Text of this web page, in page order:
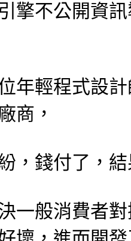
擎不公開資
年輕程式設
商，
，錢付了，
一般消費者